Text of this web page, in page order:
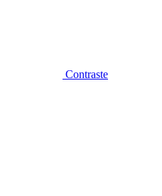
Contraste